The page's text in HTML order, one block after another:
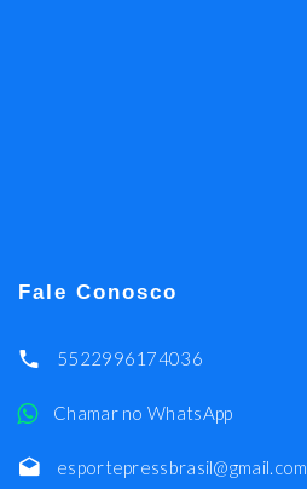
Fale Conosco
5522996174036
Chamar no WhatsApp
esportepressbrasil@gmail.com